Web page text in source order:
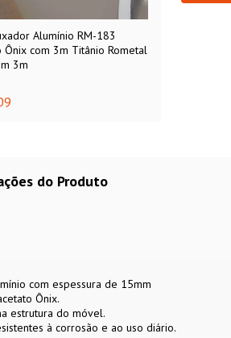
Alumínio RM-183
Ônix com 3m Titânio Rometal
3m
do Produto
com espessura de 15mm
Ônix.
estrutura do móvel.
à corrosão e ao uso diário.